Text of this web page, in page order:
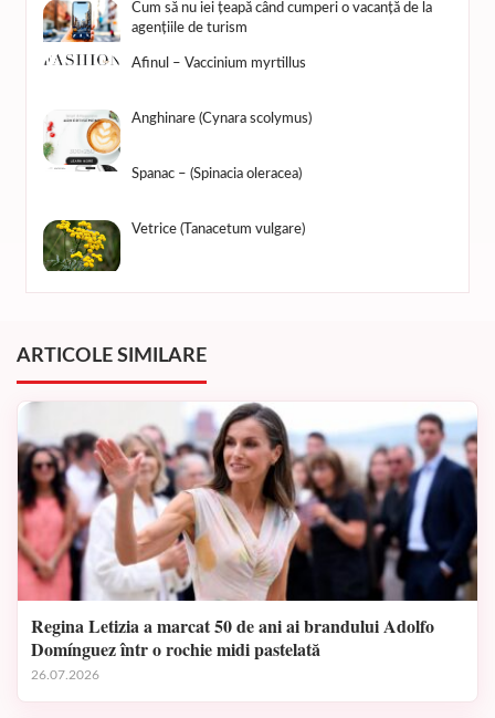
Cum să nu iei țeapă când cumperi o vacanță de la
agențiile de turism
Afinul – Vaccinium myrtillus
Anghinare (Cynara scolymus)
Spanac – (Spinacia oleracea)
Vetrice (Tanacetum vulgare)
ARTICOLE SIMILARE
Regina Letizia a marcat 50 de ani ai brandului Adolfo
Domínguez într o rochie midi pastelată
26.07.2026